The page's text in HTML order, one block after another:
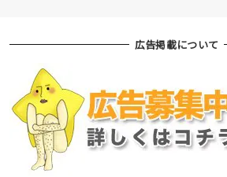
広告掲載について